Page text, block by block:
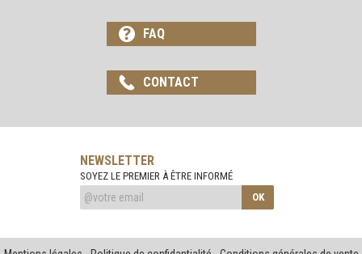
FAQ
CONTACT
NEWSLETTER
SOYEZ LE PREMIER À ÊTRE INFORMÉ
OK